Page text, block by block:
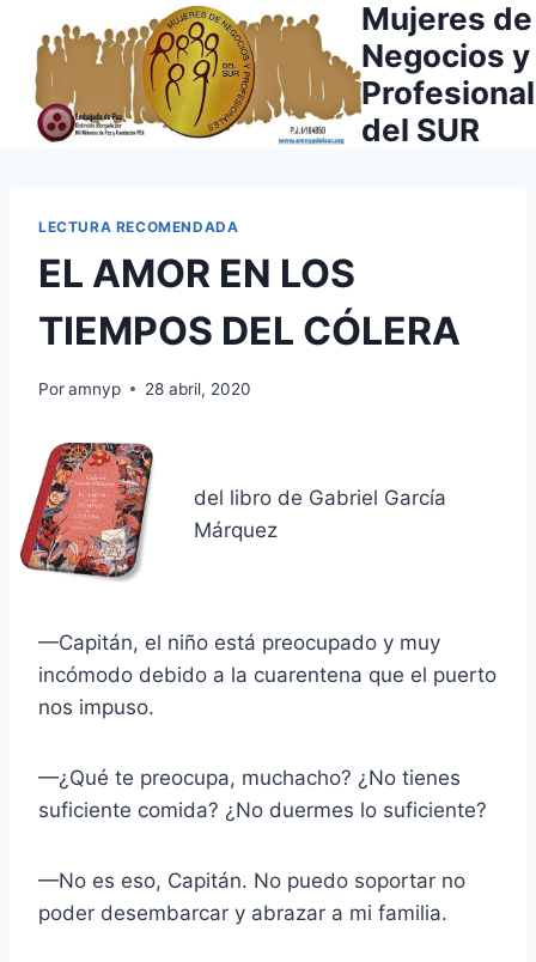
contenido
Mujeres de
Negocios y
del SUR
LECTURA RECOMENDADA
EL AMOR EN LOS
TIEMPOS DEL CÓLERA
Poramnyp 28 abril, 2020
del libro de Gabriel García
Márquez
—Capitán, el niño está preocupado y muy
incómodo debido a la cuarentena que el puerto
nos impuso.
—¿Qué te preocupa, muchacho? ¿No tienes
suficiente comida? ¿No duermes lo suficiente?
—No es eso, Capitán. No puedo soportar no
poder desembarcar y abrazar a mi familia.